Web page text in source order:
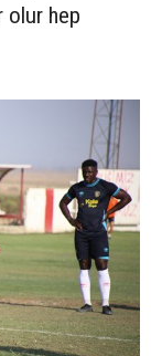
olur hep